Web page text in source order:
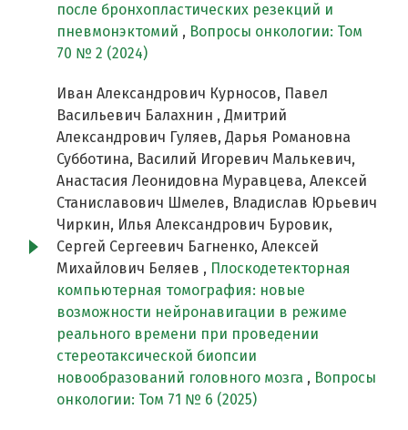
после бронхопластических резекций и
пневмонэктомий , Вопросы онкологии: Том
70 № 2 (2024)
Иван Александрович Курносов, Павел
Васильевич Балахнин , Дмитрий
Александрович Гуляев, Дарья Романовна
Субботина, Василий Игоревич Малькевич,
Анастасия Леонидовна Муравцева, Алексей
Станиславович Шмелев, Владислав Юрьевич
Чиркин, Илья Александрович Буровик,
Сергей Сергеевич Багненко, Алексей
Михайлович Беляев , Плоскодетекторная
компьютерная томография: новые
возможности нейронавигации в режиме
реального времени при проведении
стереотаксической биопсии
новообразований головного мозга , Вопросы
онкологии: Том 71 № 6 (2025)